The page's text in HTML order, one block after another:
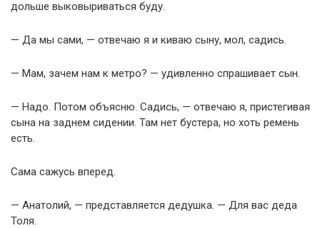
дольше выковыриваться буду.
— Да мы сами, — отвечаю я и киваю сыну, мол, садись.
— Мам, зачем нам к метро? — удивленно спрашивает сын.
— Надо. Потом объясню. Садись, — отвечаю я, пристегивая
сына на заднем сидении. Там нет бустера, но хоть ремень
есть.
Сама сажусь вперед.
— Анатолий, — представляется дедушка. — Для вас деда
Толя.